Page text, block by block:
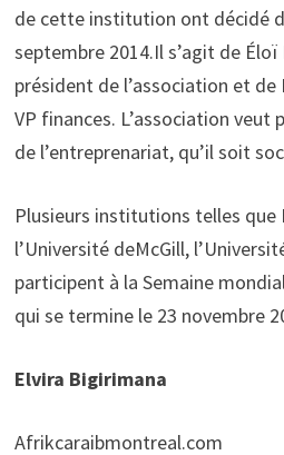
de cette institution ont décidé
septembre 2014.Il s’agit de
président de l’association et de
VP finances. L’association
de l’entreprenariat, qu’il soit
Plusieurs institutions telles que
l’Université deMcGill,
participent à la Semaine
qui se termine le 23 novembre
Elvira Bigirimana
Afrikcaraibmontreal.com